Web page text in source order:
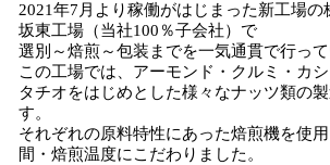
2021年7月より稼働がはじまった新工場の
坂東工場（当社100％子会社）で
選別～焙煎～包装までを一気通貫で行って
この工場では、アーモンド・クルミ・カ
タチオをはじめとした様々なナッツ類の
す。
それぞれの原料特性にあった焙煎機を使
間・焙煎温度にこだわりました。